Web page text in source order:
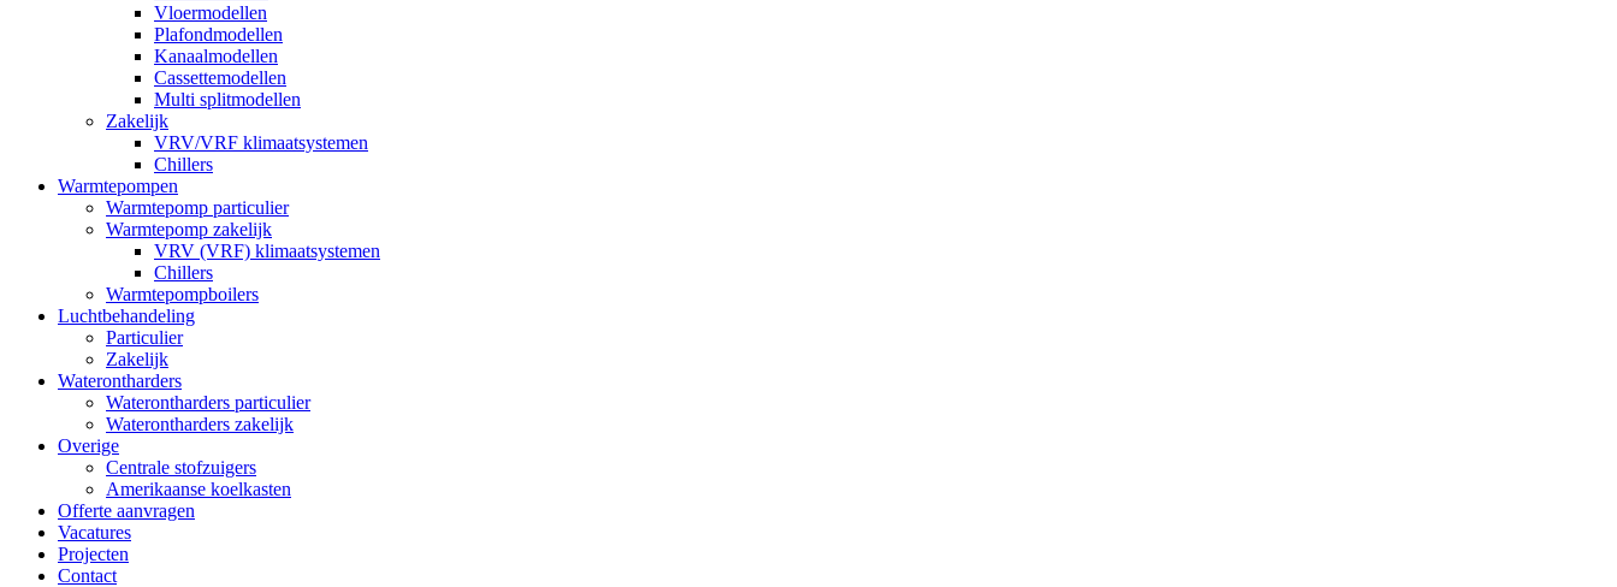
Vloermodellen
Plafondmodellen
Kanaalmodellen
Cassettemodellen
Multi splitmodellen
Zakelijk
VRV/VRF klimaatsystemen
Chillers
Warmtepompen
Warmtepomp particulier
Warmtepomp zakelijk
VRV (VRF) klimaatsystemen
Chillers
Warmtepompboilers
Luchtbehandeling
Particulier
Zakelijk
Waterontharders
Waterontharders particulier
Waterontharders zakelijk
Overige
Centrale stofzuigers
Amerikaanse koelkasten
Offerte aanvragen
Vacatures
Projecten
Contact